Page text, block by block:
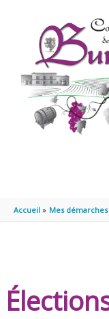
Accueil Mes démarches